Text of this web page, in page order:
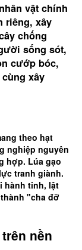
vật chính
riêng, xây
chống
sống sót,
cướp bóc,
xây
theo hạt
nghiệp nguyên
hợp. Lúa gạo
tranh giành.
hành tinh, lật
"cha đỡ
nền